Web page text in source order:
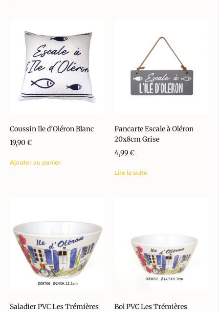
Coussin Ile d’Oléron Blanc
19,90€
Ajouter au panier
Pancarte Escale à Oléron
20x8cm Grise
4,99€
Lire la suite
Saladier PVC Les Trémières
Bol PVC Les Trémières